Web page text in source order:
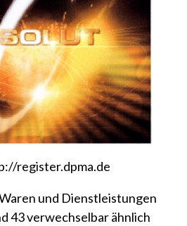
register.dpma.de
und Dienstleistungen
43 verwechselbar ähnlich